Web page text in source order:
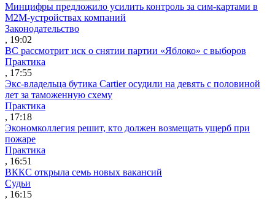
Минцифры предложило усилить контроль за сим-картами в
M2M-устройствах компаний
Законодательство
, 19:02
ВС рассмотрит иск о снятии партии «Яблоко» с выборов
Практика
, 17:55
Экс-владельца бутика Cartier осудили на девять с половиной
лет за таможенную схему
Практика
, 17:18
Экономколлегия решит, кто должен возмещать ущерб при
пожаре
Практика
, 16:51
ВККС открыла семь новых вакансий
Судьи
, 16:15